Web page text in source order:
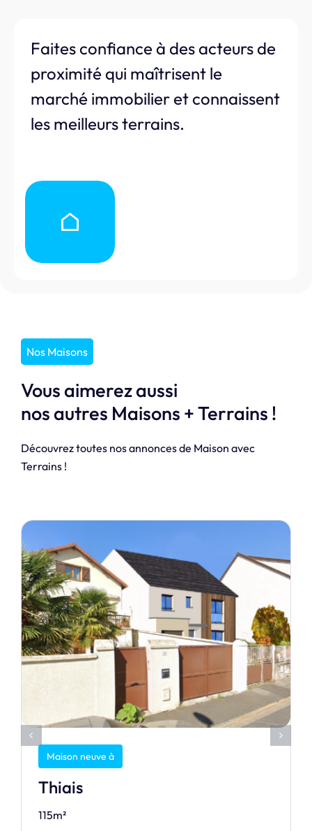
Faites confiance à des acteurs de
proximité qui maîtrisent le
marché immobilier et connaissent
les meilleurs terrains.
Nos Maisons
Vous aimerez aussi
nos autres Maisons + Terrains !
Découvrez toutes nos annonces de Maison avec
Terrains !
Maison neuve à
Thiais
115m²